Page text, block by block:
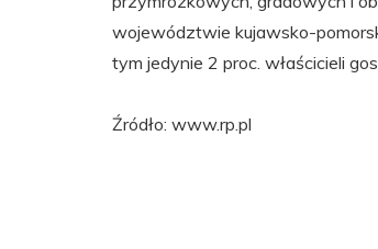
województwie kujawsko-
tym jedynie 2 proc. właścicieli
Źródło: www.rp.pl